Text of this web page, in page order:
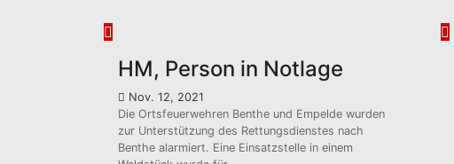
HM, Person in Notlage
Nov. 12, 2021
Die Ortsfeuerwehren Benthe und Empelde wurden
zur Unterstützung des Rettungsdienstes nach
Benthe alarmiert. Eine Einsatzstelle in einem